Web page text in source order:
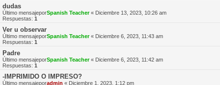
dudas
Último mensajeporSpanish Teacher« Diciembre 13, 2023, 10:26 am
Respuestas: 1
Ver u observar
Último mensajeporSpanish Teacher« Diciembre 6, 2023, 11:43 am
Respuestas: 1
Padre
Último mensajeporSpanish Teacher« Diciembre 6, 2023, 11:42 am
Respuestas: 1
-IMPRIMIDO O IMPRESO?
Último mensajeporadmin « Diciembre 1, 2023, 1:12 pm